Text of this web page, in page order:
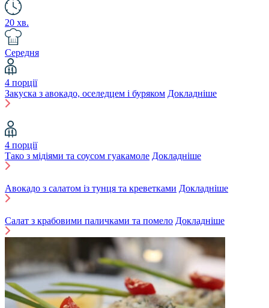
20 хв.
Середня
4 порції
Закуска з авокадо, оселедцем і буряком Докладніше
4 порції
Тако з мідіями та соусом гуакамоле Докладніше
Авокадо з салатом із тунця та креветками Докладніше
Салат з крабовими паличками та помело Докладніше